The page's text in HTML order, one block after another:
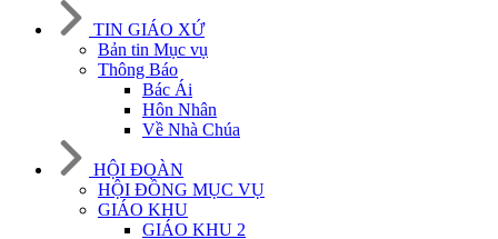
TIN GIÁO XỨ
Bản tin Mục vụ
Thông Báo
Bác Ái
Hôn Nhân
Về Nhà Chúa
HỘI ĐOÀN
HỘI ĐỒNG MỤC VỤ
GIÁO KHU
GIÁO KHU 2